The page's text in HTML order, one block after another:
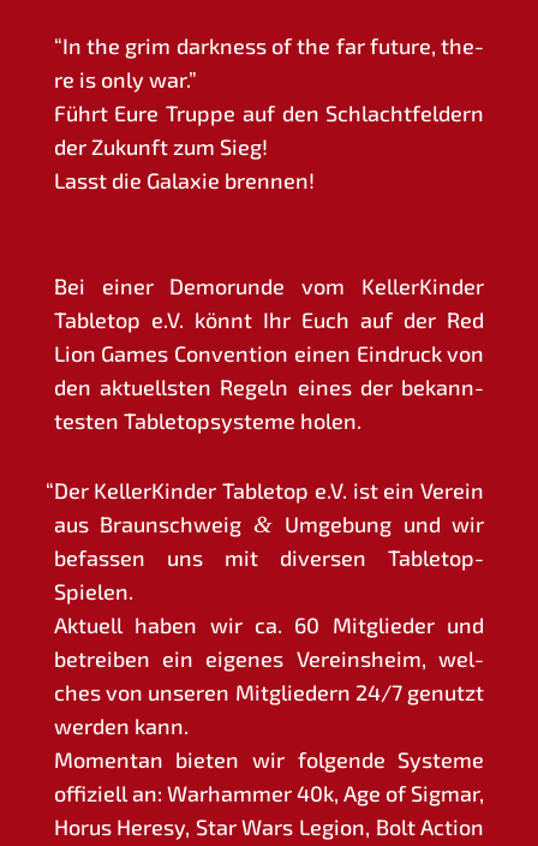
“In the grim dark­ness of the far future, the­
re is only war.”
Führt Eure Trup­pe auf den Schlacht­fel­dern
der Zukunft zum Sieg!
Lasst die Gala­xie brennen!
Bei einer Demorun­de vom Kel­ler­Kin­der
Table­top e.V. könnt Ihr Euch auf der Red
Lion Games Con­ven­ti­on einen Ein­druck von
den aktu­ells­ten Regeln eines der bekann­
tes­ten Table­top­sys­te­me holen.
“Der Kel­ler­Kin­der Table­top e.V. ist ein Ver­ein
aus Braun­schweig& Umge­bung und wir
befas­sen uns mit diver­sen Tabletop-
Spielen.
Aktu­ell haben wir ca. 60 Mit­glie­der und
betrei­ben ein eige­nes Ver­eins­heim, wel­
ches von unse­ren Mit­glie­dern 24/7 genutzt
wer­den kann.
Momen­tan bie­ten wir fol­gen­de Sys­te­me
offi­zi­ell an: War­ham­mer 40k, Age of Sig­mar,
Horus Here­sy, Star Wars Legi­on, Bolt Action